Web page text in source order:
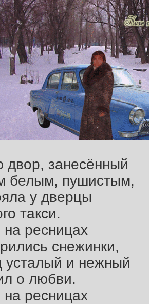
занесённый
белым, пушистым,
у дверцы
такси.
на ресницах
снежинки,
усталый и нежный
о любви.
на ресницах